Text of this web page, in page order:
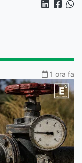
1 ora fa